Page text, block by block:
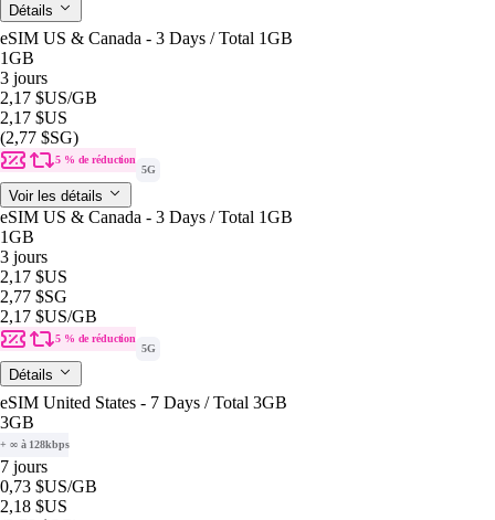
Détails
eSIM US & Canada - 3 Days / Total 1GB
1GB
3 jours
2,17 $US/GB
2,17 $US
(2,77 $SG)
5 % de réduction
5G
Voir les détails
eSIM US & Canada - 3 Days / Total 1GB
1GB
3 jours
2,17 $US
2,77 $SG
2,17 $US/GB
5 % de réduction
5G
Détails
eSIM United States - 7 Days / Total 3GB
3GB
+ ∞ à 128kbps
7 jours
0,73 $US/GB
2,18 $US